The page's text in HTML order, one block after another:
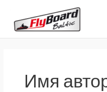
содержимому
Имя